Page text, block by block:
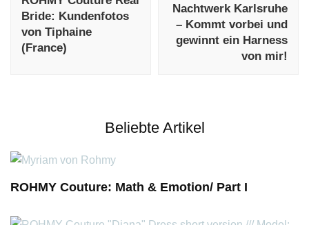
Bride: Kundenfotos
von Tiphaine
(France)
Nachtwerk Karlsruhe
– Kommt vorbei und
gewinnt ein Harness
von mir!
Beliebte Artikel
ROHMY Couture: Math & Emotion/ Part I